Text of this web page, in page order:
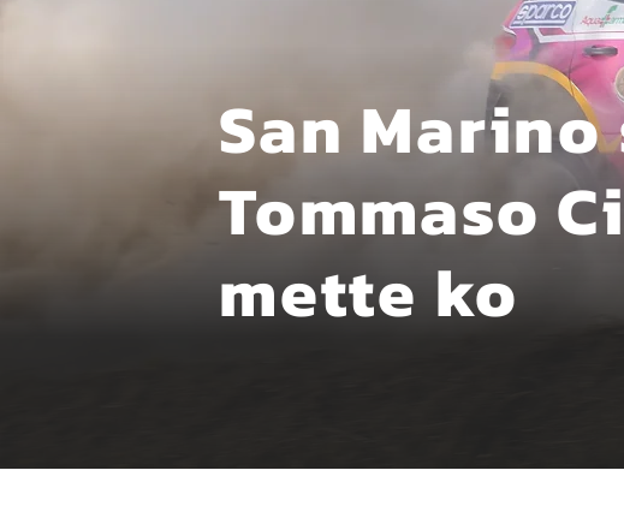
San
Tommaso
mette ko